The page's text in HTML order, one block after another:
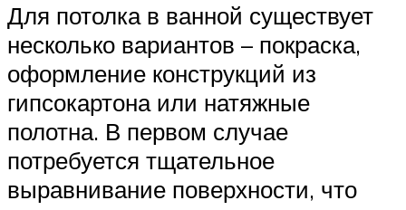
Для потолка в ванной существует
несколько вариантов – покраска,
оформление конструкций из
гипсокартона или натяжные
полотна. В первом случае
потребуется тщательное
выравнивание поверхности, что